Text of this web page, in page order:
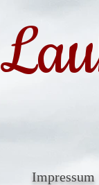
Impressum